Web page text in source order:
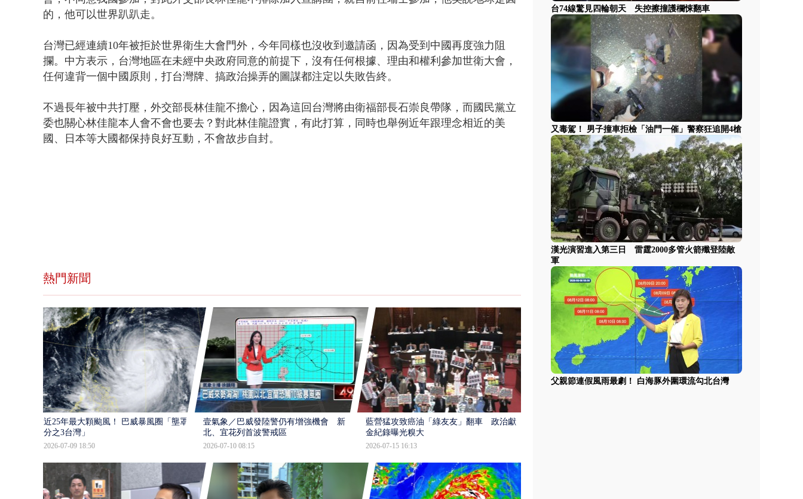
的，他可以世界趴趴走。
台灣已經連續10年被拒於世界衛生大會門外，今年同樣也沒收到邀請函，因為受到中國再度強力阻
攔。中方表示，台灣地區在未經中央政府同意的前提下，沒有任何根據、理由和權利參加世衛大會，
任何違背一個中國原則，打台灣牌、搞政治操弄的圖謀都注定以失敗告終。
不過長年被中共打壓，外交部長林佳龍不擔心，因為這回台灣將由衛福部長石崇良帶隊，而國民黨立
委也關心林佳龍本人會不會也要去？對此林佳龍證實，有此打算，同時也舉例近年跟理念相近的美
國、日本等大國都保持良好互動，不會故步自封。
熱門新聞
近25年最大顆颱風！ 巴威暴風圈「壟罩4
分之3台灣」
2026-07-09 18:50
壹氣象／巴威發陸警仍有增強機會 新
北、宜花列首波警戒區
2026-07-10 08:15
藍營猛攻致癌油「綠友友」翻車 政治獻
金紀錄曝光糗大
2026-07-15 16:13
台74線驚見四輪朝天 失控擦撞護欄悚翻車
又毒駕！ 男子撞車拒檢「油門一催」警察狂追開4槍
漢光演習進入第三日 雷霆2000多管火箭殲登陸敵
軍
父親節連假風雨最劇！ 白海豚外圍環流勾北台灣